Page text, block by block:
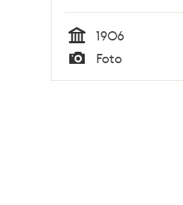
Tid
1906
Typ
Foto